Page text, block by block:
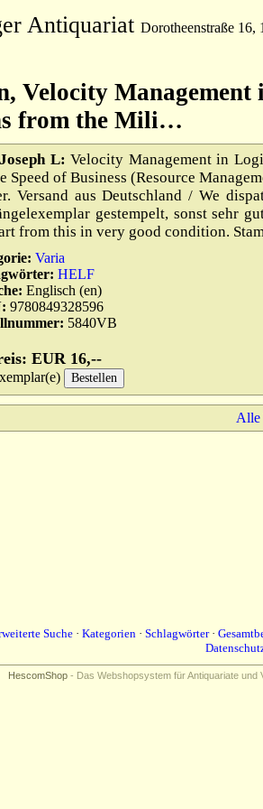
Antiquariat Dorotheenstraße 16,
Velocity
from the Mili…
L: Velocity Management in
Speed of Business (Resource
Versand aus Deutschland / We
gestempelt, sonst sehr
from this in very good condition.
Varia
HELF
Englisch (en)
9780849328596
5840VB
EUR 16,--
Alle
Suche · Kategorien · Schlagwörter·
HescomShop - Das Webshopsystem für Antiquariate und